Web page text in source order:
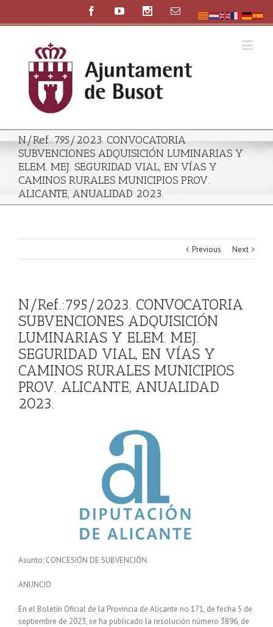
N/Ref.:795/2023. CONVOCATORIA
SUBVENCIONES ADQUISICIÓN LUMINARIAS Y
ELEM. MEJ. SEGURIDAD VIAL, EN VÍAS Y
CAMINOS RURALES MUNICIPIOS PROV.
ALICANTE, ANUALIDAD 2023.
Previous Next
N/Ref.:795/2023. CONVOCATORIA
SUBVENCIONES ADQUISICIÓN
LUMINARIAS Y ELEM. MEJ.
SEGURIDAD VIAL, EN VÍAS Y
CAMINOS RURALES MUNICIPIOS
PROV. ALICANTE, ANUALIDAD
2023.
Asunto: CONCESIÓN DE SUBVENCIÓN.
ANUNCIO
En el Boletín Oficial de la Provincia de Alicante no 171, de fecha 5 de
septiembre de 2023, se ha publicado la resolución número 3896, de